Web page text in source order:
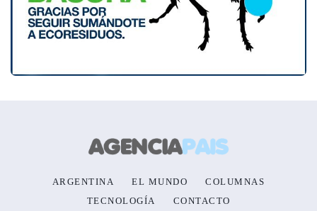
ARGENTINA EL MUNDO
COLUMNAS
TECNOLOGÍA
CONTACTO